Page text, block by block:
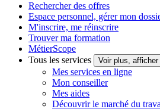
Rechercher des offres
Espace personnel, gérer mon
M'inscrire, me réinscrire
Trouver ma formation
MétierScope
Tous les services
Voir plus,
Mes services en ligne
Mon conseiller
Mes aides
Découvrir le marché du